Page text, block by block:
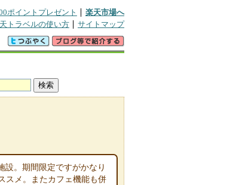
ポイントプレゼント
楽天市場へ
トラベルの使い方 サイトマップ
設。期間限定ですがかなり
スメ。またカフェ機能も併